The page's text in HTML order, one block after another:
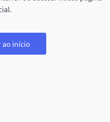
ao início